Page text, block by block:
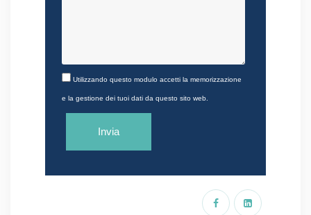
Utilizzando questo modulo accetti la memorizzazione
e la gestione dei tuoi dati da questo sito web.